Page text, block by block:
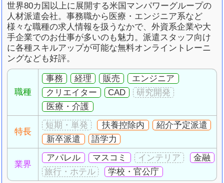
世界80カ国以上に展開する米国マンパワーグループの
人材派遣会社。事務職から医療・エンジニア系など
様々な職種の求人情報を扱うなかで、外資系企業や大
手企業でのお仕事が多いのも魅力。派遣スタッフ向け
に各種スキルアップが可能な無料オンライントレーニ
ングなども好評。
職種
事務 経理 販売
エンジニア
クリエイター
CAD
医療・介護
特長
扶養控除内
紹介予定派遣
新卒派遣
語学力
業界
アパレル マスコミ
金融
学校・官公庁